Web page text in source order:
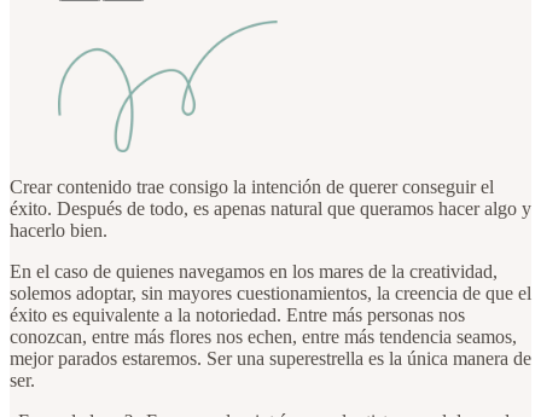
Crear contenido trae consigo la intención de querer conseguir el
éxito. Después de todo, es apenas natural que queramos hacer algo y
hacerlo bien.
En el caso de quienes navegamos en los mares de la creatividad,
solemos adoptar, sin mayores cuestionamientos, la creencia de que el
éxito es equivalente a la notoriedad. Entre más personas nos
conozcan, entre más flores nos echen, entre más tendencia seamos,
mejor parados estaremos. Ser una superestrella es la única manera de
ser.